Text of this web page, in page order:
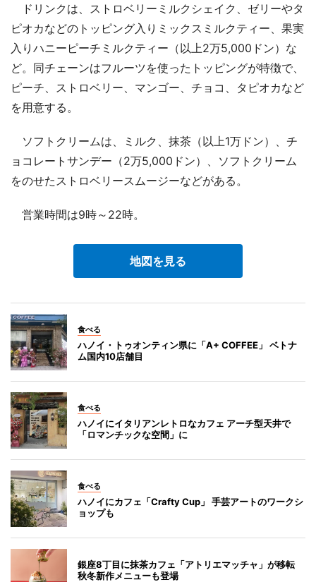
ドリンクは、ストロベリーミルクシェイク、ゼリーやタ
ピオカなどのトッピング入りミックスミルクティー、果実
入りハニーピーチミルクティー（以上2万5,000ドン）な
ど。同チェーンはフルーツを使ったトッピングが特徴で、
ピーチ、ストロベリー、マンゴー、チョコ、タピオカなど
を用意する。
ソフトクリームは、ミルク、抹茶（以上1万ドン）、チ
ョコレートサンデー（2万5,000ドン）、ソフトクリーム
をのせたストロベリースムージーなどがある。
営業時間は9時～22時。
地図を見る
食べる
ハノイ・トゥオンティン県に「A+ COFFEE」 ベトナ
ム国内10店舗目
食べる
ハノイにイタリアンレトロなカフェ アーチ型天井で
「ロマンチックな空間」に
食べる
ハノイにカフェ「Crafty Cup」 手芸アートのワークシ
ョップも
銀座8丁目に抹茶カフェ「アトリエマッチャ」が移転
秋冬新作メニューも登場